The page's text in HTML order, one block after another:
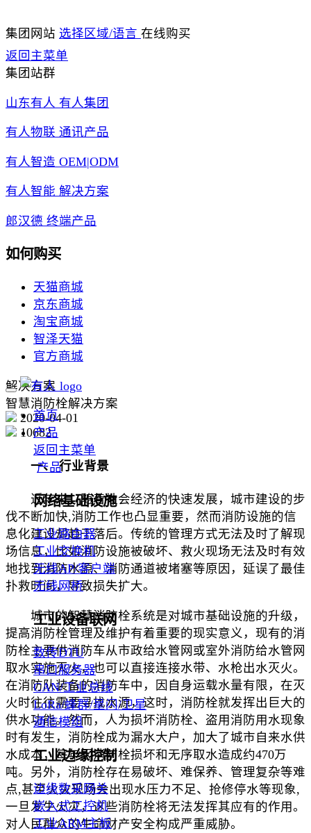
集团网站 选择区域/语言 在线购买
返回主菜单
集团站群
山东有人 有人集团
有人物联 通讯产品
有人智造 OEM|ODM
有人智能 解决方案
郎汉德 终端产品
如何购买
天猫商城
京东商城
淘宝商城
智泽天猫
官方商城
首页
产品
返回主菜单
产品
网络基础设施
工业路由器
工业交换机
无线AP/客户端
无线网桥
工业设备联网
数传DTU
串口服务器
CAN/工业总线
LoRa/蜂群/星闪/卫星
通信模组
工业边缘控制
边缘数采网关
嵌入式工控机
工业ARM主板
解决方案
智慧消防栓解决方案
2020-04-01
10682
一、 行业背景
近年来，随着社会经济的快速发展，城市建设的步
伐不断加快,消防工作也凸显重要，然而消防设施的信
息化建设却趋于落后。传统的管理方式无法及时了解现
场信息，比如消防设施被破坏、救火现场无法及时有效
地找到消防水源、消防通道被堵塞等原因，延误了最佳
扑救时间，导致损失扩大。
城市的智慧消防栓系统是对城市基础设施的升级，
提高消防栓管理及维护有着重要的现实意义，现有的消
防栓主要供消防车从市政给水管网或室外消防给水管网
取水实施灭火，也可以直接连接水带、水枪出水灭火。
在消防队装备的消防车中，因自身运载水量有限，在灭
火时往往需要寻找水源，这时，消防栓就发挥出巨大的
供水功能。然而，人为损坏消防栓、盗用消防用水现象
时有发生，消防栓成为漏水大户，加大了城市自来水供
水成本，每年因消防栓损坏和无序取水造成约470万
吨。另外，消防栓存在易破坏、难保养、管理复杂等难
点,甚至火灾现场会出现水压力不足、抢修停水等现象,
一旦发生火灾，这些消防栓将无法发挥其应有的作用。
对人民群众的生命财产安全构成严重威胁。